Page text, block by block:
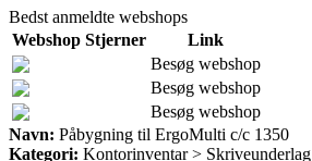
Bedst anmeldte webshops
Webshop Stjerner
Link
Besøg webshop
Besøg webshop
Besøg webshop
Navn: Påbygning til ErgoMulti c/c 1350
Kategori: Kontorinventar > Skriveunderlag